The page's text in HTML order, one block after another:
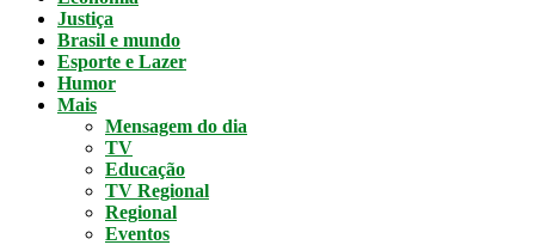
Justiça
Brasil e mundo
Esporte e Lazer
Humor
Mais
Mensagem do dia
TV
Educação
TV Regional
Regional
Eventos